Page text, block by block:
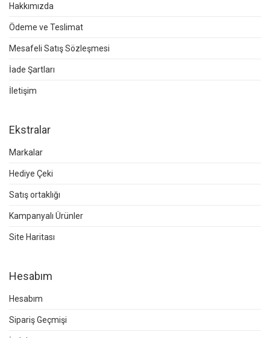
Hakkımızda
Ödeme ve Teslimat
Mesafeli Satış Sözleşmesi
İade Şartları
İletişim
Ekstralar
Markalar
Hediye Çeki
Satış ortaklığı
Kampanyalı Ürünler
Site Haritası
Hesabım
Hesabım
Sipariş Geçmişi